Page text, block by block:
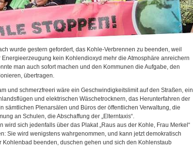
wurde gestern gefordert, das Kohle-Verbrennen zu beenden, weil
Energieerzeugung kein Kohlendioxyd mehr die Atmosphäre anreichern
man auch sofort machen und den Kommunen die Aufgabe, den
übertragen.
und schmerzfreeri wäre ein Geschwindigkeitslimit auf den Straßen, ein
und elektrischen Wäschetrocknern, das Herunterfahren der
sämtlichen Plenarsälen und Büros der öffentlichen Verwaltung, die
an Schulen, die Abschaffung der „Elterntaxis“.
wird sich jedenfalls über das Plakat „Raus aus der Kohle, Frau Merkel“
Sie wird wenigstens wahrgenommen, und kann jetzt demokratisch
Kohlenbad beenden, duschen gehen und sich den Kohlenstaub